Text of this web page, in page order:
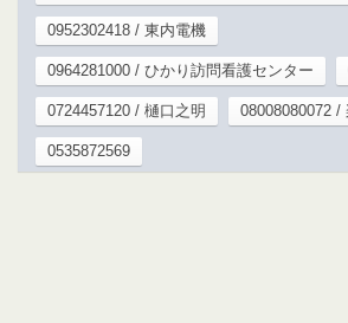
0952302418 / 東内電機
0964281000 / ひかり訪問看護センター
0724457120 / 樋口之明 08008080072 /
0535872569